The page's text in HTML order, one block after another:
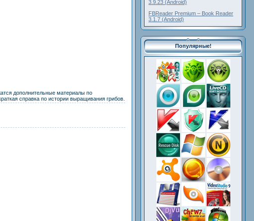
дополнительные материалы по
справка по истории выращивания грибов.
3.9.23 (Android)
FBReader Premium – Book Reader
3.1.7 (Android)
Популярные!